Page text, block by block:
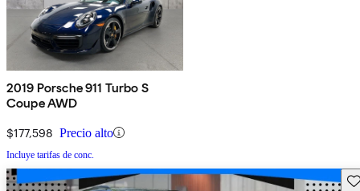
2019 Porsche 911 Turbo S
Coupe AWD
$177,598 Precio alto
Incluye tarifas de conc.